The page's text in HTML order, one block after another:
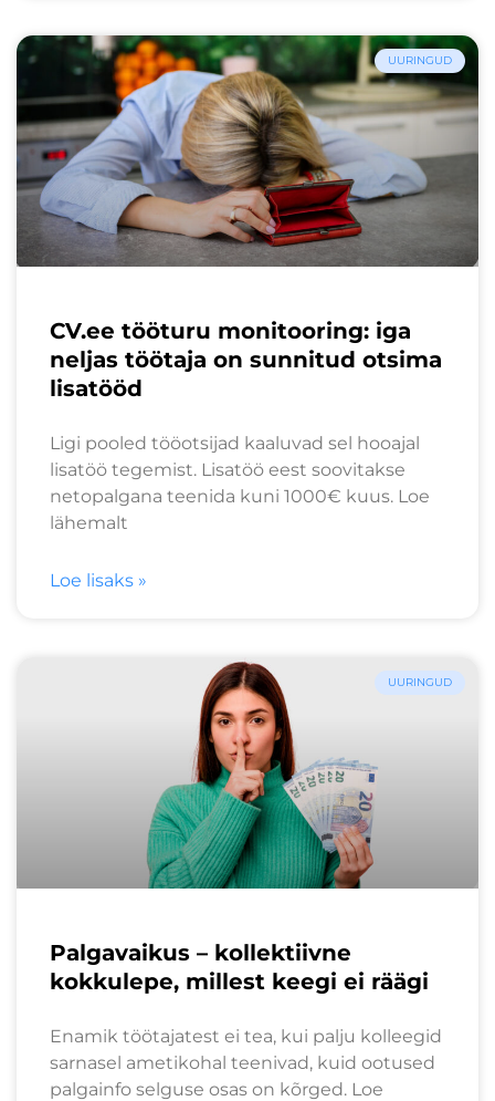
UURINGUD
CV.ee tööturu monitooring: iga
neljas töötaja on sunnitud otsima
lisatööd
Ligi pooled tööotsijad kaaluvad sel hooajal
lisatöö tegemist. Lisatöö eest soovitakse
netopalgana teenida kuni 1000€ kuus. Loe
lähemalt
Loe lisaks »
UURINGUD
Palgavaikus – kollektiivne
kokkulepe, millest keegi ei räägi
Enamik töötajatest ei tea, kui palju kolleegid
sarnasel ametikohal teenivad, kuid ootused
palgainfo selguse osas on kõrged. Loe